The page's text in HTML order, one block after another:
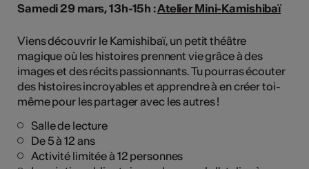
Samedi 29 mars, 13h-15h :Atelier Mini-Kamishibaï
Viens découvrir le Kamishibaï, un petit théâtre
magique où les histoires prennent vie grâce à des
images et des récits passionnants. Tu pourras écouter
des histoires incroyables et apprendre à en créer toi-
même pour les partager avec les autres !
Salle de lecture
De 5 à 12 ans
Activité limitée à 12 personnes